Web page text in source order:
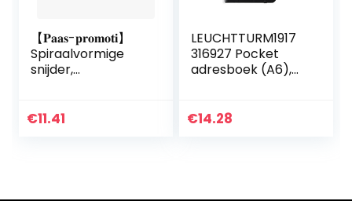
【𝐏𝐚𝐚𝐬-𝐩𝐫𝐨𝐦𝐨𝐭𝐢】
Spiraalvormige
snijder,
tijdbesparend voor
€11.41
LEUCHTTURM1917
316927 Pocket
adresboek (A6),
€14.28